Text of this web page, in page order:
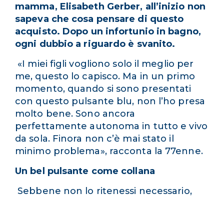
mamma, Elisabeth Gerber, all’inizio non
sapeva che cosa pensare di questo
acquisto. Dopo un infortunio in bagno,
ogni dubbio a riguardo è svanito.
«I miei figli vogliono solo il meglio per
me, questo lo capisco. Ma in un primo
momento, quando si sono presentati
con questo pulsante blu, non l’ho presa
molto bene. Sono ancora
perfettamente autonoma in tutto e vivo
da sola. Finora non c’è mai stato il
minimo problema», racconta la 77enne.
Un bel pulsante come collana
Sebbene non lo ritenessi necessario,